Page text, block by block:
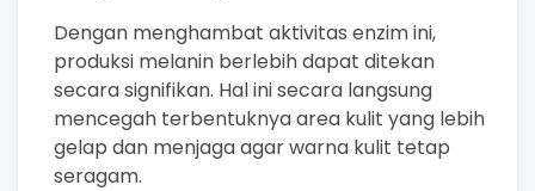
Dengan menghambat aktivitas enzim ini,
produksi melanin berlebih dapat ditekan
secara signifikan. Hal ini secara langsung
mencegah terbentuknya area kulit yang lebih
gelap dan menjaga agar warna kulit tetap
seragam.